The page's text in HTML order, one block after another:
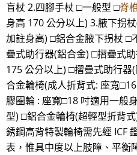
盲杖 2.四腳手杖 □一般型 □脊
身高 170 公分以上) 3.腋下拐
加註身高) □鋁合金腋下拐杖 □
疊式助行器(鋁合金) □摺疊式
175 公分以上) □摺疊式助行
合金輪椅(成人折背式: 座寬
膠圈輪 : 座寬□18 吋適用一般
型) □鋁合金輪椅(超輕型折背
銹鋼高背特製輪椅需先經 ICF
表，惟具中度以上肢障、平衡